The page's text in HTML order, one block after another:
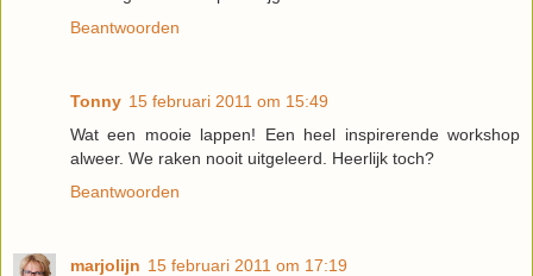
Beantwoorden
Tonny 15 februari 2011 om 15:49
Wat een mooie lappen! Een heel inspirerende workshop
alweer. We raken nooit uitgeleerd. Heerlijk toch?
Beantwoorden
marjolijn 15 februari 2011 om 17:19